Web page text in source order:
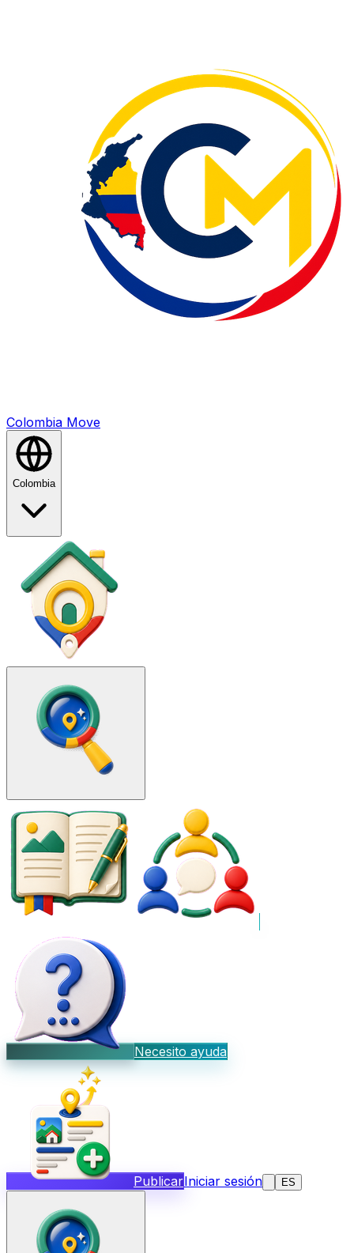
Colombia Move
Colombia
Necesito ayuda
PublicarIniciar sesión ES